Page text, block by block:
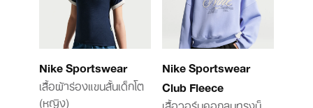
Nike Sportswear
เสื้อผ้าร่องแขนสั้นเด็กโต
(หญิง)
Nike Sportswear
Club Fleece